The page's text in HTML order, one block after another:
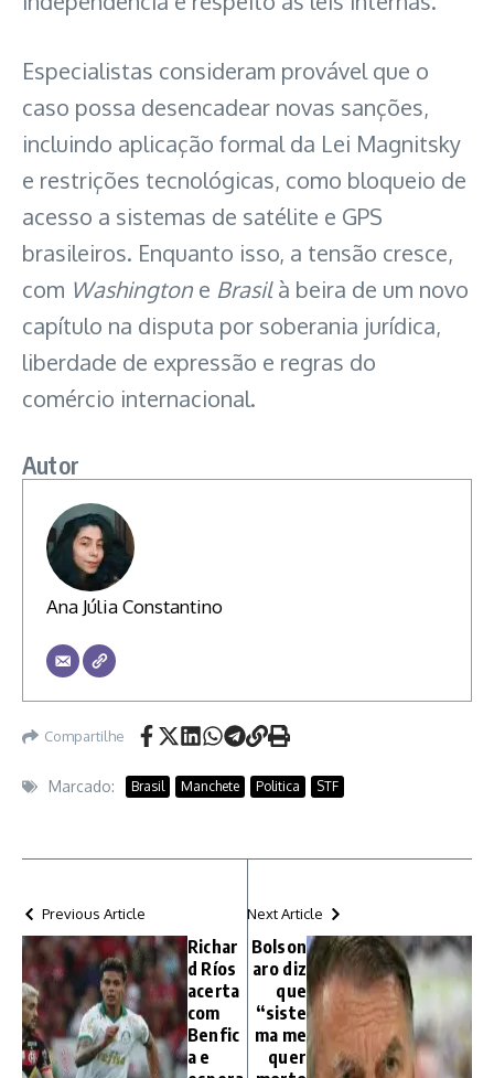
Especialistas consideram provável que o
caso possa desencadear novas sanções,
incluindo aplicação formal da Lei Magnitsky
e restrições tecnológicas, como bloqueio de
acesso a sistemas de satélite e GPS
brasileiros. Enquanto isso, a tensão cresce,
com Washington e Brasilà beira de um novo
capítulo na disputa por soberania jurídica,
liberdade de expressão e regras do
comércio internacional.
Autor
Ana Júlia Constantino
Compartilhe
Marcado: Brasil Manchete Politica STF
Previous Article
Richar
d Ríos
acerta
com
Benfic
a e
Next Article
Bolson
aro diz
que
“siste
ma me
quer